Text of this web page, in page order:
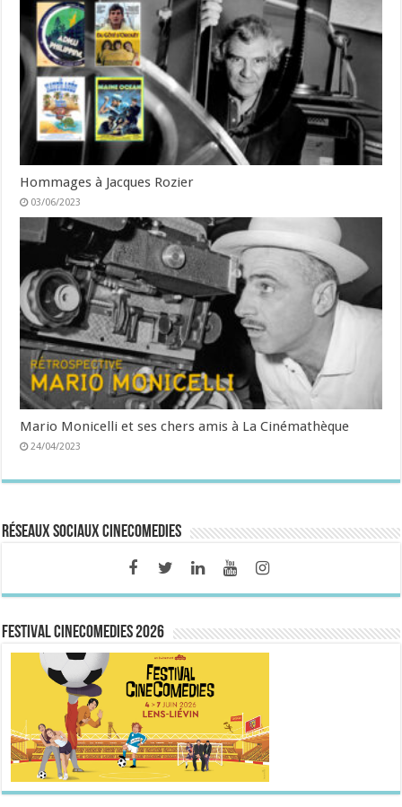
Hommages à Jacques Rozier
03/06/2023
Mario Monicelli et ses chers amis à La Cinémathèque
24/04/2023
Réseaux sociaux CineComedies
FESTIVAL CINECOMEDIES 2026